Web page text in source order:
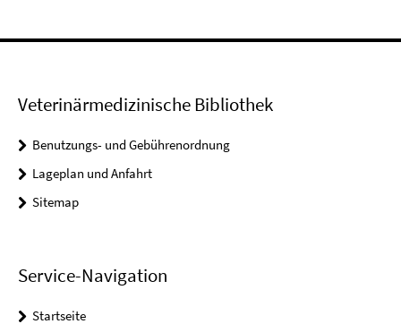
Veterinärmedizinische Bibliothek
Benutzungs- und Gebührenordnung
Lageplan und Anfahrt
Sitemap
Service-Navigation
Startseite